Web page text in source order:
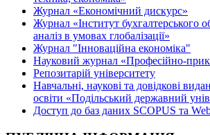
Журнал «Економічний дискурс»
Журнал «Інститут бухгалтерського
аналіз в умовах глобалізації»
Журнал "Інноваційна економіка"
Науковий журнал «Професійно-
Репозитарій університету
Навчальні, наукові та довідкові
освіти «Подільський державний
Доступ до баз даних SCOPUS та